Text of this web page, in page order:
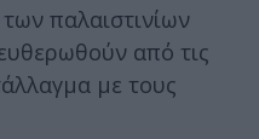
παλαιστινίων
από τις
με τους